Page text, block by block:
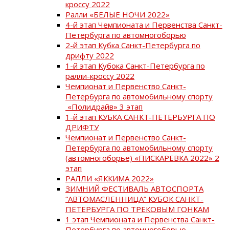
кроссу 2022
Ралли «БЕЛЫЕ НОЧИ 2022»
4-й этап Чемпионата и Первенства Санкт-
Петербурга по автомногоборью
2-й этап Кубка Санкт-Петербурга по
дрифту 2022
1-й этап Кубока Санкт-Петербурга по
ралли-кроссу 2022
Чемпионат и Первенство Санкт-
Петербурга по автомобильному спорту
«Полидрайв» 3 этап
1-й этап КУБКА САНКТ-ПЕТЕРБУРГА ПО
ДРИФТУ
Чемпионат и Первенство Санкт-
Петербурга по автомобильному спорту
(автомногоборье) «ПИСКАРЕВКА 2022» 2
этап
РАЛЛИ «ЯККИМА 2022»
ЗИМНИЙ ФЕСТИВАЛЬ АВТОСПОРТА
“АВТОМАСЛЕННИЦА” КУБОК САНКТ-
ПЕТЕРБУРГА ПО ТРЕКОВЫМ ГОНКАМ
1 этап Чемпионата и Первенства Санкт-